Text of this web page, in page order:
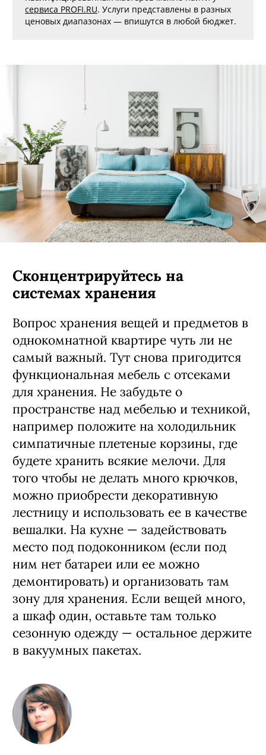
сервиса PROFI.RU. Услуги представлены в разных
ценовых диапазонах — впишутся в любой бюджет.
Сконцентрируйтесь на
системах хранения
Вопрос хранения вещей и предметов в
однокомнатной квартире чуть ли не
самый важный. Тут снова пригодится
функциональная мебель с отсеками
для хранения. Не забудьте о
пространстве над мебелью и техникой,
например положите на холодильник
симпатичные плетеные корзины, где
будете хранить всякие мелочи. Для
того чтобы не делать много крючков,
можно приобрести декоративную
лестницу и использовать ее в качестве
вешалки. На кухне — задействовать
место под подоконником (если под
ним нет батареи или ее можно
демонтировать) и организовать там
зону для хранения. Если вещей много,
а шкаф один, оставьте там только
сезонную одежду — остальное держите
в вакуумных пакетах.